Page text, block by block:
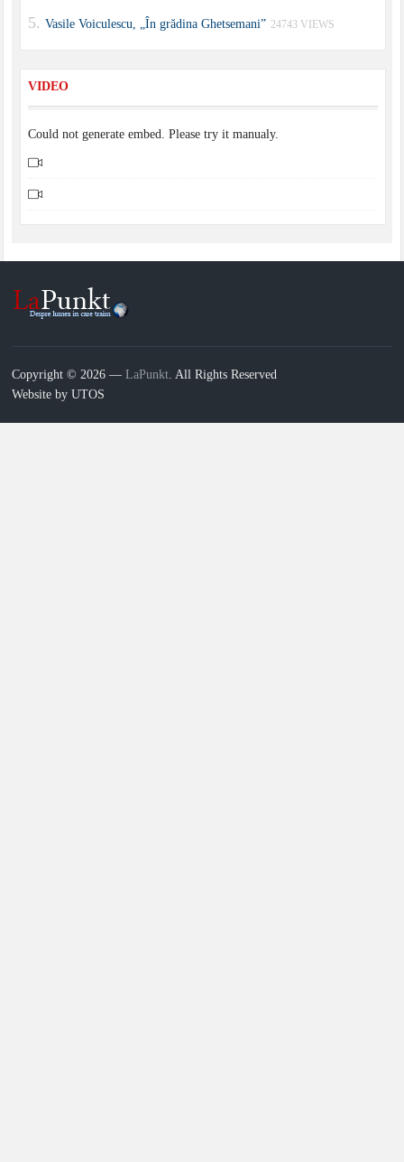
Vasile Voiculescu, „În grădina Ghetsemani” 24743 VIEWS
VIDEO
Could not generate embed. Please try it manualy.
Copyright © 2026 —LaPunkt . All Rights Reserved
Website by UTOS